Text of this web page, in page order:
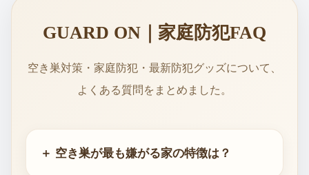
GUARD ON｜家庭防犯FAQ
空き巣対策・家庭防犯・最新防犯グッズについて、
よくある質問をまとめました。
＋ 空き巣が最も嫌がる家の特徴は？